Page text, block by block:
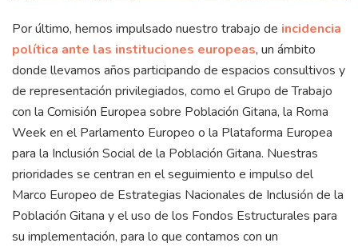
Por último, hemos impulsado nuestro trabajo de incidencia
política ante las instituciones europeas, un ámbito
donde llevamos años participando de espacios consultivos y
de representación privilegiados, como el Grupo de Trabajo
con la Comisión Europea sobre Población Gitana, la Roma
Week en el Parlamento Europeo o la Plataforma Europea
para la Inclusión Social de la Población Gitana. Nuestras
prioridades se centran en el seguimiento e impulso del
Marco Europeo de Estrategias Nacionales de Inclusión de la
Población Gitana y el uso de los Fondos Estructurales para
su implementación, para lo que contamos con un